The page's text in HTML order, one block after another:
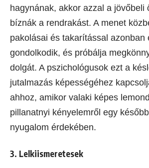
hagynának, akkor azzal a jövőbeli
bíznák a rendrakást. A menet
pakolásai és takarítással azonban
gondolkodik, és próbálja
dolgát. A pszichológusok ezt a
jutalmazás képességéhez
ahhoz, amikor valaki képes
pillanatnyi kényelemről egy
nyugalom érdekében.
3. Lelkiismeretesek